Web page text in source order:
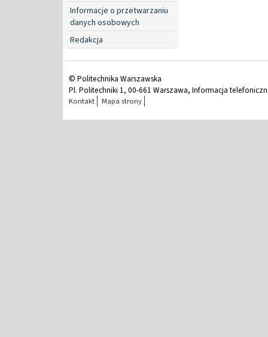
Informacje o przetwarzaniu
danych osobowych
Redakcja
© Politechnika Warszawska
Pl. Politechniki 1, 00-661 Warszawa, Informacja
Kontakt Mapa strony